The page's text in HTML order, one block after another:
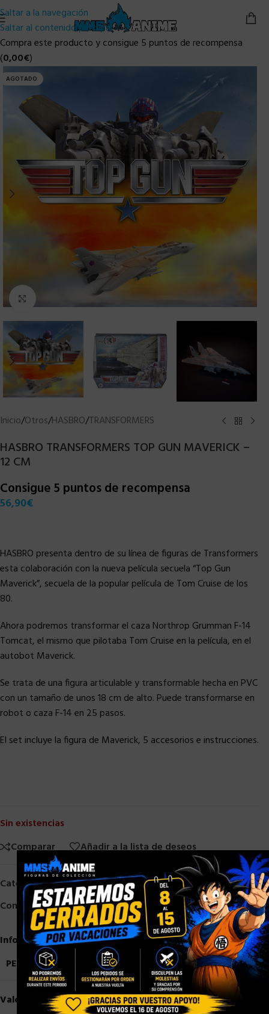
Saltar a la navegación
Saltar al contenido principal
Compra este producto y consigue 5 puntos de recompensa
(0,00€)
AGOTADO
Clic para ampliar
Inicio/Otros/HASBRO/TRANSFORMERS
HASBRO TRANSFORMERS TOP GUN MAVERICK –
12 CM
Consigue 5 puntos de recompensa
56,90€
HASBRO presenta dentro de su línea de figuras de Transformers
esta colaboración con la nueva película secuela “Top Gun
Maverick”, secuela de la popular película de Tom Cruise de los
80.
Ahora podremos transformar el caza Northrop Grumman F-14
Tomcat, el mismo que pilotaba Tom Cruise en la película, en el
autobot Maverick.
Se trata de una figura articulable y transformable hecha en PVC
con un tamaño de unos 18 cm de alto. Puede transformarse en
robot o caza F-14 en 25 pasos.
El set incluye la figura de Maverick, 5 accesorios e instrucciones.
Sin existencias
Comparar
Añadir a la lista de deseos
Categorías:HASBRO,TRANSFORMERS
Compartir:
Información adicional
PESO
1,5 kg
Valoraciones (0)
×